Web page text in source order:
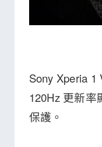
Sony Xperia
120Hz 更新
保護。